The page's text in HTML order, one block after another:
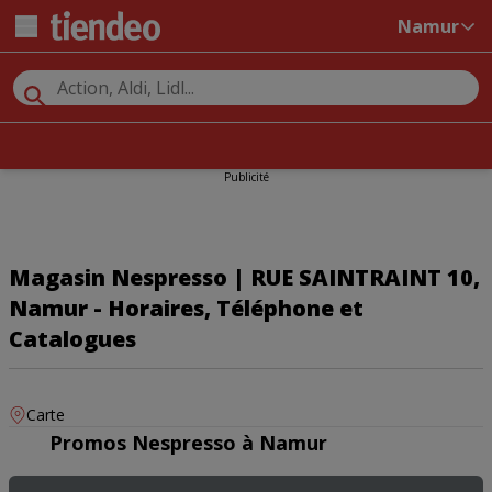
Namur
Publicité
Magasin Nespresso | RUE SAINTRAINT 10,
Namur - Horaires, Téléphone et
Catalogues
Carte
Promos Nespresso à Namur